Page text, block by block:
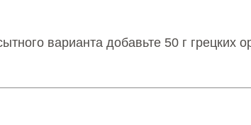
варианта добавьте 50 г грецких